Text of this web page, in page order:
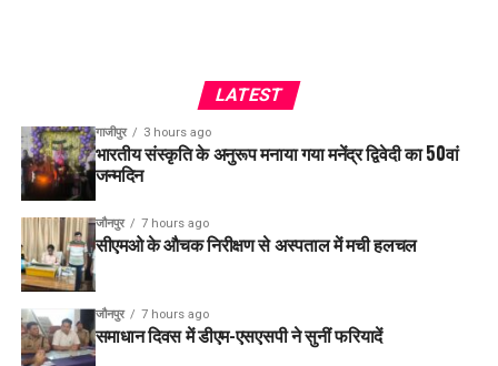
LATEST
गाजीपुर 3 hours ago
भारतीय संस्कृति के अनुरूप मनाया गया मनेंद्र द्विवेदी का 50वां
जन्मदिन
जौनपुर 7 hours ago
सीएमओ के औचक निरीक्षण से अस्पताल में मची हलचल
जौनपुर 7 hours ago
समाधान दिवस में डीएम-एसएसपी ने सुनीं फरियादें